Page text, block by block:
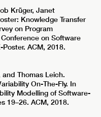
Krüger, Janet
Knowledge Transfer
on Program
on Software
ACM, 2018.
Thomas Leich.
On-The-Fly. In
Modelling of Software-
19–26. ACM, 2018.